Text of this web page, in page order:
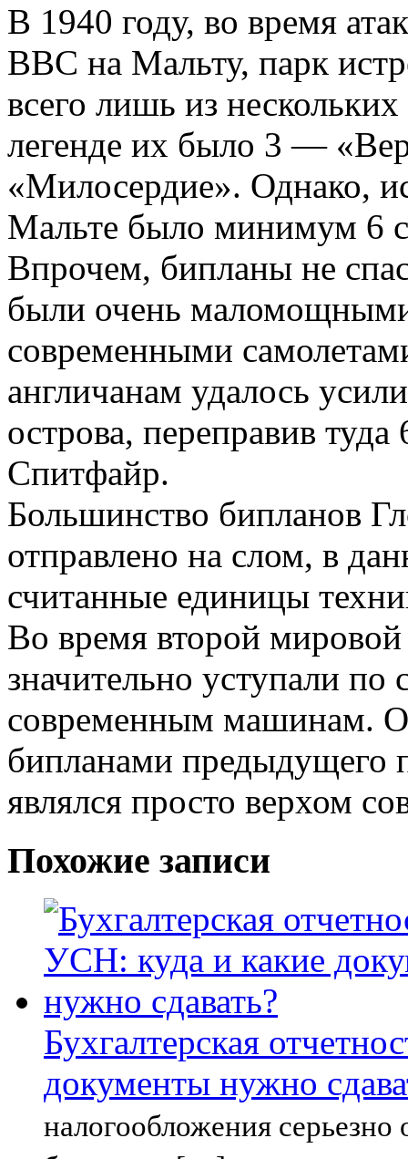
В 1940 году, во время
ВВС на Мальту, парк
всего лишь из
легенде их было 3 —
«Милосердие». Однако,
Мальте было минимум 6
Впрочем, бипланы не
были очень
современными
англичанам удалось
острова, переправив
Спитфайр.
Большинство бипланов
отправлено на слом, в
считанные единицы
Во время второй
значительно уступали по
современным машинам.
бипланами предыдущего
являлся просто верхом
Похожие записи
Бухгалтерская
документы нужно
налогообложения серьезно